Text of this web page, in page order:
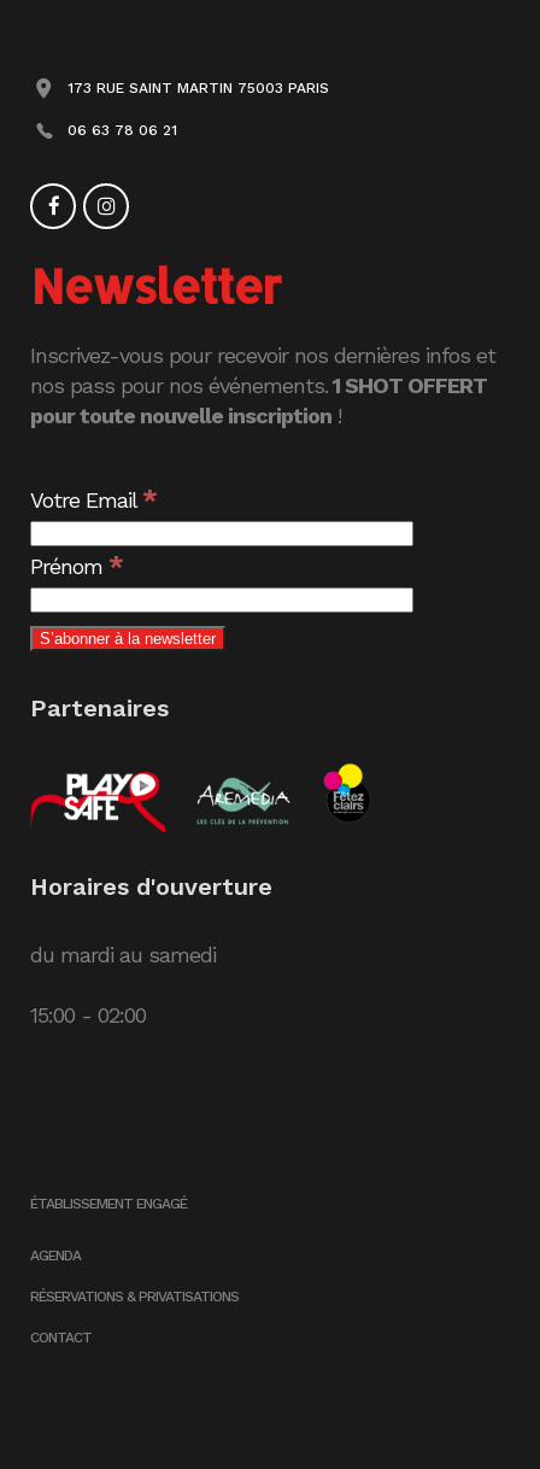
173 RUE SAINT MARTIN 75003 PARIS
06 63 78 06 21
Newsletter
Inscrivez-vous pour recevoir nos dernières infos et
nos pass pour nos événements.1 SHOT OFFERT
pour toute nouvelle inscription !
Votre Email*
Prénom *
Partenaires
Horaires d'ouverture
du mardi au samedi
15:00 - 02:00
ÉTABLISSEMENT ENGAGÉ
AGENDA
RÉSERVATIONS & PRIVATISATIONS
CONTACT